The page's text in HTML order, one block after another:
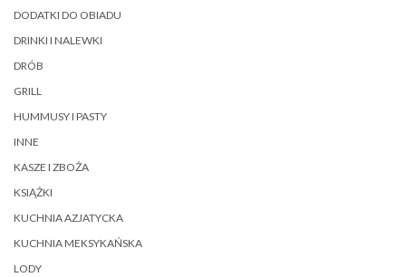
DODATKI DO OBIADU
DRINKI I NALEWKI
DRÓB
GRILL
HUMMUSY I PASTY
INNE
KASZE I ZBOŻA
KSIĄŻKI
KUCHNIA AZJATYCKA
KUCHNIA MEKSYKAŃSKA
LODY